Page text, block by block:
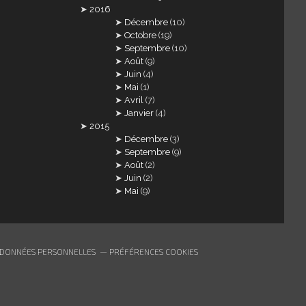
2016
Décembre (10)
Octobre (19)
Septembre (10)
Août (9)
Juin (4)
Mai (1)
Avril (7)
Janvier (4)
2015
Décembre (3)
Septembre (9)
Août (2)
Juin (2)
Mai (9)
PERSONNELLES PRÉFÉRENCES COOKIES